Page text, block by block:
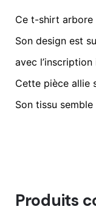
Ce t-shirt arbore
Son design est
avec
Cette pièce allie
Son tissu
Produits